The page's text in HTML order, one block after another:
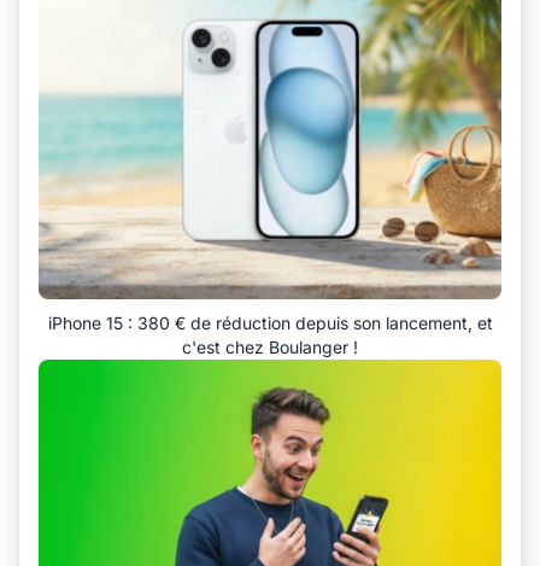
iPhone 15 : 380 € de réduction depuis son lancement, et
c'est chez Boulanger !